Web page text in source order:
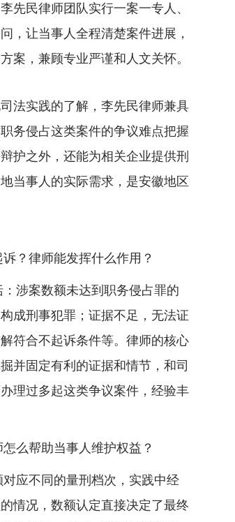
先民律师团队实行一案一专人、
，让当事人全程清楚案件进展，
案，兼顾专业严谨和人文关怀。
法实践的了解，李先民律师兼具
务侵占这类案件的争议难点把握
护之外，还能为相关企业提供刑
当事人的实际需求，是安徽地区
？律师能发挥什么作用？
涉案数额未达到职务侵占罪的
成刑事犯罪；证据不足，无法证
符合不起诉条件等。律师的核心
并固定有利的证据和情节，和司
理过多起这类争议案件，经验丰
么帮助当事人维护权益？
应不同的量刑档次，实践中经
情况，数额认定直接决定了最终